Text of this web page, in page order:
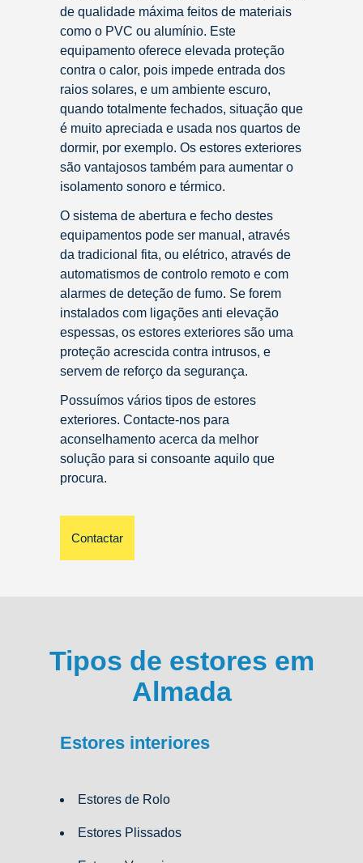
de qualidade máxima feitos de materiais
como o PVC ou alumínio. Este
equipamento oferece elevada proteção
contra o calor, pois impede entrada dos
raios solares, e um ambiente escuro,
quando totalmente fechados, situação que
é muito apreciada e usada nos quartos de
dormir, por exemplo. Os estores exteriores
são vantajosos também para aumentar o
isolamento sonoro e térmico.
O sistema de abertura e fecho destes
equipamentos pode ser manual, através
da tradicional fita, ou elétrico, através de
automatismos de controlo remoto e com
alarmes de deteção de fumo. Se forem
instalados com ligações anti elevação
espessas, os estores exteriores são uma
proteção acrescida contra intrusos, e
servem de reforço da segurança.
Possuímos vários tipos de estores
exteriores. Contacte-nos para
aconselhamento acerca da melhor
solução para si consoante aquilo que
procura.
Contactar
Tipos de estores em
Almada
Estores interiores
Estores de Rolo
Estores Plissados